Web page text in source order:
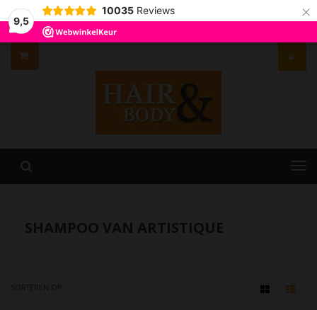
9,5
10035 Reviews ×
SHAMPOO VAN ARTISTIQUE